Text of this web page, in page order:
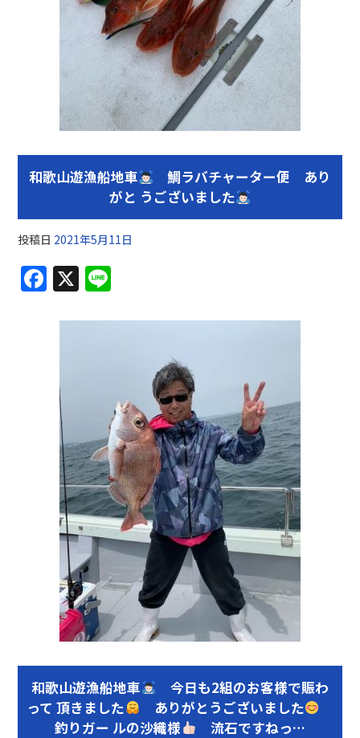
和歌山遊漁船地車
鯛ラバチャーター便 あり
がと うございました
投稿日 2021年5月11日
F
a
c
b
o
o
k
X
e
和歌山遊漁船地車
今日も2組のお客様で賑わ
って 頂きました
ありがとうございました
釣りガー ルの沙織様
流石ですねっ…